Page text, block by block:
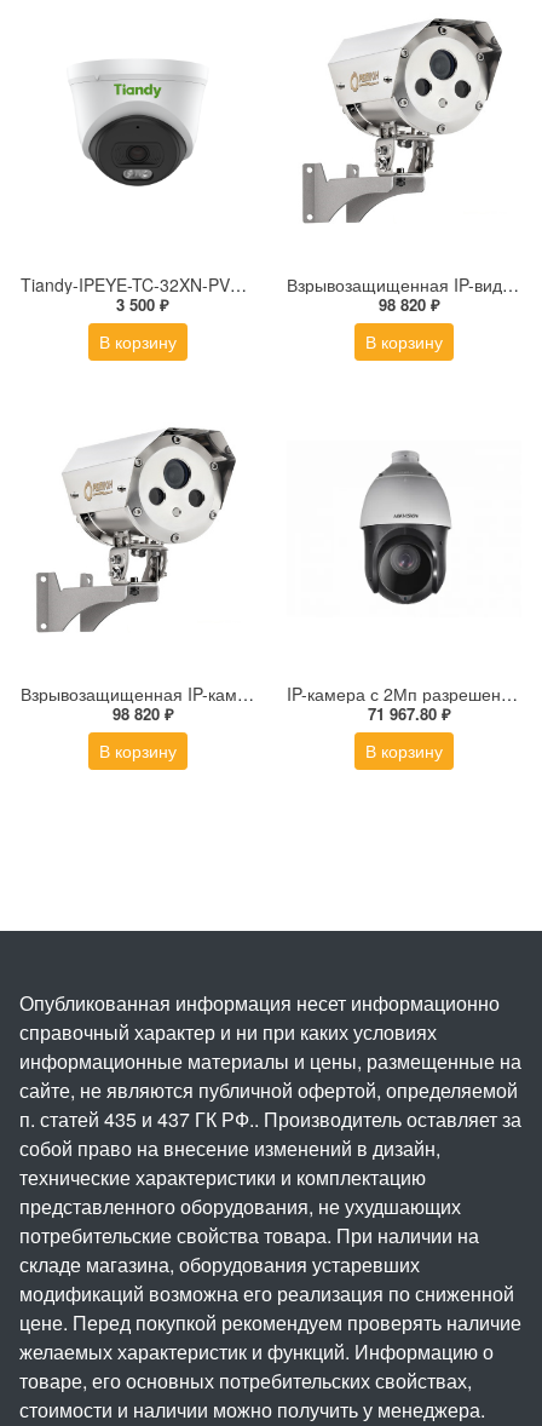
Tiandy-IPEYE-TC-32XN-PVZ 2Мп купольная «турель» IP камера с фиксированным объективом, серия SPARK со встроенным агентом IPEYE для ПВЗ
3 500 ₽
В корзину
Взрывозащищенная IP-видеокамера Релион Релион-Exd-Н-100-ИК-IP5Мп2.8mm-PoE-МК-TR
98 820 ₽
В корзину
Взрывозащищенная IP-камера Релион Релион-Exd-Н-100-ИК-IP5Мп3.6mm-PoE-МК-TR
98 820 ₽
В корзину
IP-камера с 2Мп разрешением DS-2DE4225IW-DE(S5)
71 967.80 ₽
В корзину
Опубликованная информация несет информационно
справочный характер и ни при каких условиях
информационные материалы и цены, размещенные на
сайте, не являются публичной офертой, определяемой
п. статей 435 и 437 ГК РФ.. Производитель оставляет за
собой право на внесение изменений в дизайн,
технические характеристики и комплектацию
представленного оборудования, не ухудшающих
потребительские свойства товара. При наличии на
складе магазина, оборудования устаревших
модификаций возможна его реализация по сниженной
цене. Перед покупкой рекомендуем проверять наличие
желаемых характеристик и функций. Информацию о
товаре, его основных потребительских свойствах,
стоимости и наличии можно получить у менеджера.